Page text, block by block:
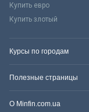
Купить евро
Купить злотый
Курсы по городам
Полезные страницы
О Minfin.com.ua